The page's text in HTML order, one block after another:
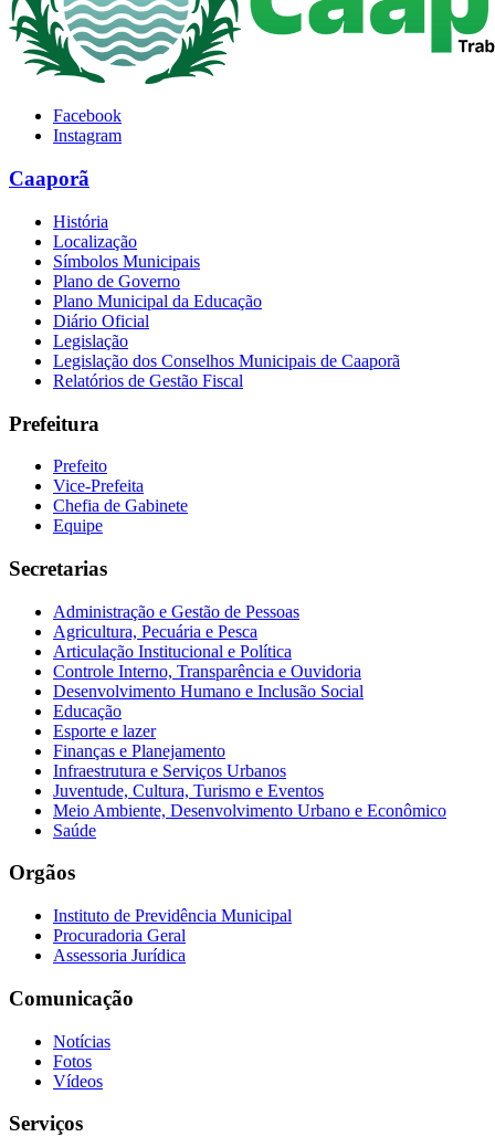
Facebook
Instagram
Caaporã
História
Localização
Símbolos Municipais
Plano de Governo
Plano Municipal da Educação
Diário Oficial
Legislação
Legislação dos Conselhos Municipais de Caaporã
Relatórios de Gestão Fiscal
Prefeitura
Prefeito
Vice-Prefeita
Chefia de Gabinete
Equipe
Secretarias
Administração e Gestão de Pessoas
Agricultura, Pecuária e Pesca
Articulação Institucional e Política
Controle Interno, Transparência e Ouvidoria
Desenvolvimento Humano e Inclusão Social
Educação
Esporte e lazer
Finanças e Planejamento
Infraestrutura e Serviços Urbanos
Juventude, Cultura, Turismo e Eventos
Meio Ambiente, Desenvolvimento Urbano e Econômico
Saúde
Orgãos
Instituto de Previdência Municipal
Procuradoria Geral
Assessoria Jurídica
Comunicação
Notícias
Fotos
Vídeos
Serviços